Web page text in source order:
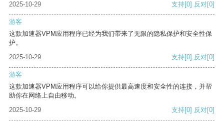
2025-10-29 支持[0] 反对[0]
游客
这款加速器VPM应用程序已经为我们带来了无限的隐私保护和安全性保
护。
2025-10-29
支持[0] 反对[0]
游客
这款加速器VPM应用程序可以给你提供最高速度和安全性的连接，并帮
助你在网络上自由移动。
2025-10-29
支持[0] 反对[0]